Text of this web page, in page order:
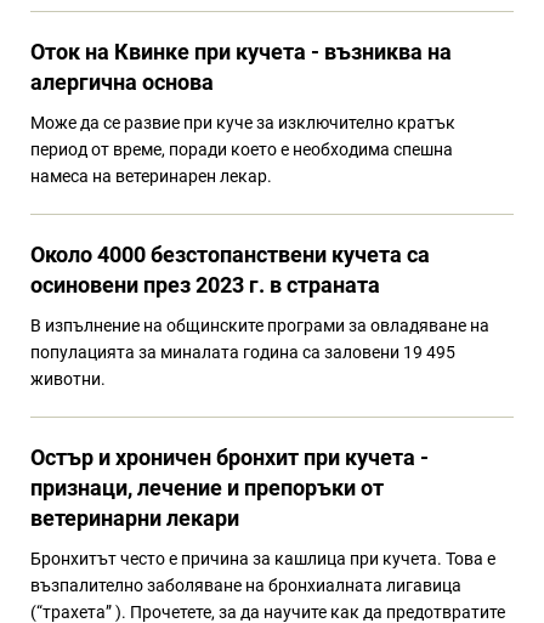
Оток на Квинке при кучета - възниква на
алергична основа
Може да се развие при куче за изключително кратък
период от време, поради което е необходима спешна
намеса на ветеринарен лекар.
Около 4000 безстопанствени кучета са
осиновени през 2023 г. в страната
В изпълнение на общинските програми за овладяване на
популацията за миналата година са заловени 19 495
животни.
Остър и хроничен бронхит при кучета -
признаци, лечение и препоръки от
ветеринарни лекари
Бронхитът често е причина за кашлица при кучета. Това е
възпалително заболяване на бронхиалната лигавица
(“трахета” ). Прочетете, за да научите как да предотвратите